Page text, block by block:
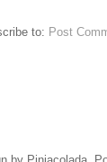
to: Post